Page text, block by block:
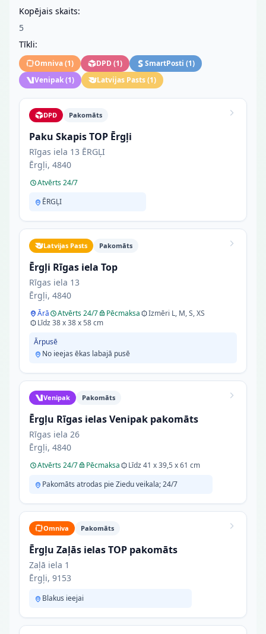
Kopējais skaits:
5
Tīkli:
Omniva(1) DPD(1) SmartPosti (1)
Venipak(1) Latvijas Pasts(1)
DPD Pakomāts
Paku Skapis TOP Ērgļi
Rīgas iela 13 ĒRGĻI
Ērgļi, 4840
Atvērts 24/7
ĒRGĻI
Latvijas Pasts Pakomāts
Ērgļi Rīgas iela Top
Rīgas iela 13
Ērgļi, 4840
Ārā Atvērts 24/7 Pēcmaksa
Izmēri L, M, S, XS
Līdz 38 x 38 x 58 cm
Ārpusē
No ieejas ēkas labajā pusē
Venipak Pakomāts
Ērgļu Rīgas ielas Venipak pakomāts
Rīgas iela 26
Ērgļi, 4840
Atvērts 24/7 Pēcmaksa
Līdz 41 x 39,5 x 61 cm
Pakomāts atrodas pie Ziedu veikala; 24/7
Omniva Pakomāts
Ērgļu Zaļās ielas TOP pakomāts
Zaļā iela 1
Ērgļi, 9153
Blakus ieejai